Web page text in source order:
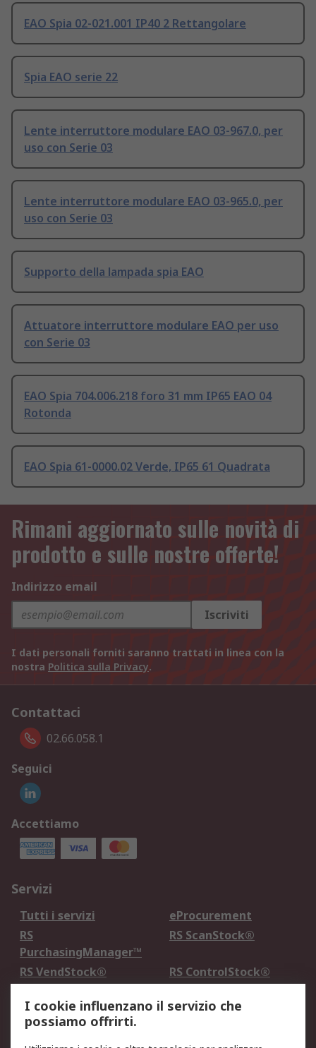
EAO Spia 02-021.001 IP40 2 Rettangolare
Spia EAO serie 22
Lente interruttore modulare EAO 03-967.0, per
uso con Serie 03
Lente interruttore modulare EAO 03-965.0, per
uso con Serie 03
Supporto della lampada spia EAO
Attuatore interruttore modulare EAO per uso
con Serie 03
EAO Spia 704.006.218 foro 31 mm IP65 EAO 04
Rotonda
EAO Spia 61-0000.02 Verde, IP65 61 Quadrata
Rimani aggiornato sulle novità di
prodotto e sulle nostre offerte!
Indirizzo email
Iscriviti
I dati personali forniti saranno trattati in linea con la
nostra Politica sulla Privacy.
Contattaci
02.66.058.1
Seguici
Accettiamo
Servizi
Tutti i servizi
eProcurement
RS
PurchasingManager™
RS ScanStock®
RS VendStock®
RS ControlStock®
Legale
I cookie influenzano il servizio che
possiamo offrirti.